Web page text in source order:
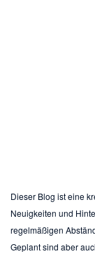
Dieser Blog ist eine
Neuigkeiten und
regelmäßigen
Geplant sind aber